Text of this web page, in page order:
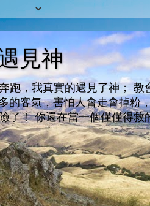
見神
跑，我真實的遇見了神；
的客氣，害怕人會走會掉粉
了！ 你還在當一個僅僅得救